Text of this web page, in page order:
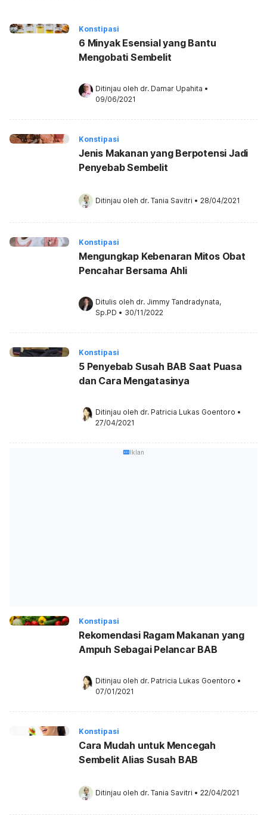
Konstipasi
6 Minyak Esensial yang Bantu
Mengobati Sembelit
Ditinjau oleh dr. Damar Upahita •
09/06/2021
Konstipasi
Jenis Makanan yang Berpotensi Jadi
Penyebab Sembelit
Ditinjau oleh dr. Tania Savitri • 28/04/2021
Konstipasi
Mengungkap Kebenaran Mitos Obat
Pencahar Bersama Ahli
Ditulis oleh dr. Jimmy Tandradynata,
Sp.PD • 30/11/2022
Konstipasi
5 Penyebab Susah BAB Saat Puasa
dan Cara Mengatasinya
Ditinjau oleh dr. Patricia Lukas Goentoro •
27/04/2021
Iklan
Konstipasi
Rekomendasi Ragam Makanan yang
Ampuh Sebagai Pelancar BAB
Ditinjau oleh dr. Patricia Lukas Goentoro •
07/01/2021
Konstipasi
Cara Mudah untuk Mencegah
Sembelit Alias Susah BAB
Ditinjau oleh dr. Tania Savitri • 22/04/2021